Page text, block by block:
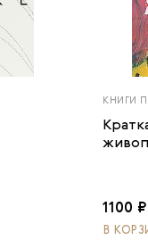
КНИГИ
1100 ₽
В